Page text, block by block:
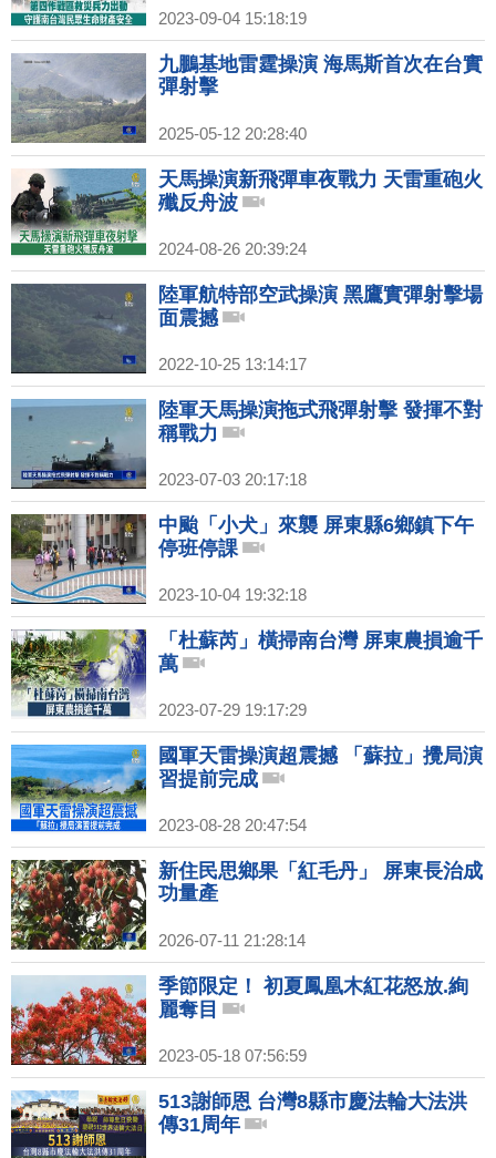
2023-09-04 15:18:19
九鵬基地雷霆操演 海馬斯首次在台實
彈射擊
2025-05-12 20:28:40
天馬操演新飛彈車夜戰力 天雷重砲火
殲反舟波
2024-08-26 20:39:24
陸軍航特部空武操演 黑鷹實彈射擊場
面震撼
2022-10-25 13:14:17
陸軍天馬操演拖式飛彈射擊 發揮不對
稱戰力
2023-07-03 20:17:18
中颱「小犬」來襲 屏東縣6鄉鎮下午
停班停課
2023-10-04 19:32:18
「杜蘇芮」橫掃南台灣 屏東農損逾千
萬
2023-07-29 19:17:29
國軍天雷操演超震撼 「蘇拉」攪局演
習提前完成
2023-08-28 20:47:54
新住民思鄉果「紅毛丹」 屏東長治成
功量產
2026-07-11 21:28:14
季節限定！ 初夏鳳凰木紅花怒放.絢
麗奪目
2023-05-18 07:56:59
513謝師恩 台灣8縣市慶法輪大法洪
傳31周年